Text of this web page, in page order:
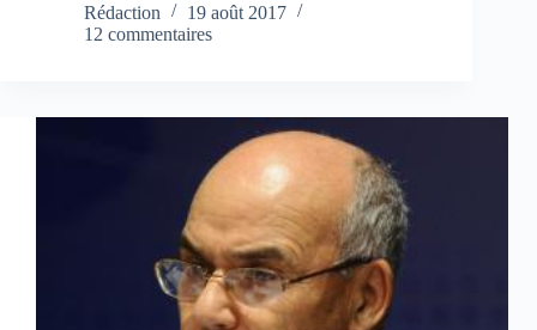
Rédaction
19 août 2017
12 commentaires